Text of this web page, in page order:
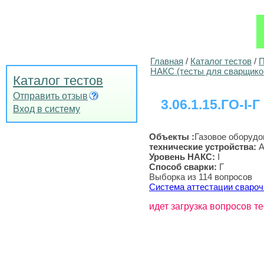
Каталог тестов
Отправить отзыв
Вход в систему
Главная / Каталог тестов /
НАКС (тесты для
3.06.1.15.ГО-I-Г
Объекты :Газовое
технические устройства:
Уровень НАКС: I
Способ сварки: Г
Выборка из 114 вопросов
Система аттестации
идет загрузка вопросов